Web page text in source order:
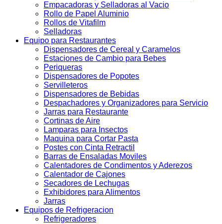
Empacadoras y Selladoras al Vacio
Rollo de Papel Aluminio
Rollos de Vitafilm
Selladoras
Equipo para Restaurantes
Dispensadores de Cereal y Caramelos
Estaciones de Cambio para Bebes
Periqueras
Dispensadores de Popotes
Servilleteros
Dispensadores de Bebidas
Despachadores y Organizadores para Servicio
Jarras para Restaurante
Cortinas de Aire
Lamparas para Insectos
Maquina para Cortar Pasta
Postes con Cinta Retractil
Barras de Ensaladas Moviles
Calentadores de Condimentos y Aderezos
Calentador de Cajones
Secadores de Lechugas
Exhibidores para Alimentos
Jarras
Equipos de Refrigeracion
Refrigeradores